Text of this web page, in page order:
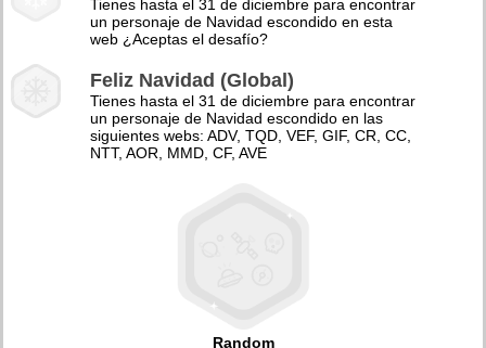
Tienes hasta el 31 de diciembre para encontrar
un personaje de Navidad escondido en esta
web ¿Aceptas el desafío?
Feliz Navidad (Global)
Tienes hasta el 31 de diciembre para encontrar
un personaje de Navidad escondido en las
siguientes webs: ADV, TQD, VEF, GIF, CR, CC,
NTT, AOR, MMD, CF, AVE
Random